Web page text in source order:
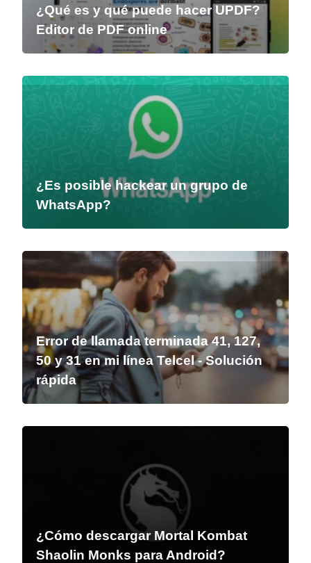
¿Qué es y qué puede hacer UPDF?
Editor de PDF online
¿Es posible hackear un grupo de
WhatsApp?
Error de llamada terminada 41, 127,
50 y 31 en mi línea Telcel - Solución
rápida
¿Cómo descargar Mortal Kombat
Shaolin Monks para Android?